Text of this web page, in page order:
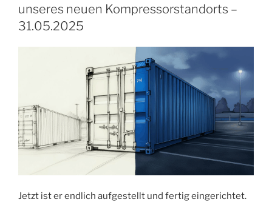
unseres neuen Kompressorstandorts –
31.05.2025
Jetzt ist er endlich aufgestellt und fertig eingerichtet.